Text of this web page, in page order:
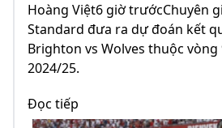
Hoàng Việt6 giờ trướcChuyên
Standard đưa ra dự đoán kết
Brighton vs Wolves thuộc vòng
2024/25.
Đọc tiếp